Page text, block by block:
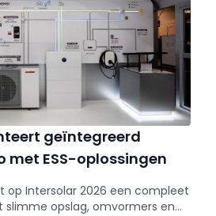
geïntegreerd
met ESS-oplossingen
op Intersolar 2026 een compleet
opslag, omvormers en